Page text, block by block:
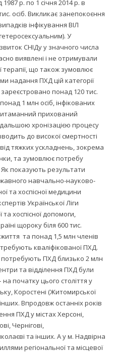
р. по 1 січня 2014 р. в
осіб. Викликає занепокоєння
інфікування ВІЛ
У
СНІДу у значного числа
виявлені і не отримували
терапії, що також зумовлює
надання ПХД цій категорії
понад 120 тис.
1 млн осіб, інфікованих
прихований
хронізацією процесу
до високої смертності
тяжких ускладнень, зокрема
та зумовлює потребу
показують результати
навчально-науково-
та хоспісної медицини
Української Ліги
хоспісної допомоги,
щороку біля 600 тис.
життя та понад 1,5 млн членів
кваліфікованої ПХД.
ПХД близько 2 млн
та відділення ПХД були
на початку цього століття у
Коростені (Житомирської
Впродовж останніх років
ПХД у містах Херсоні,
Чернігові,
та інших. А у м. Надвірна
регіональної та місцевої